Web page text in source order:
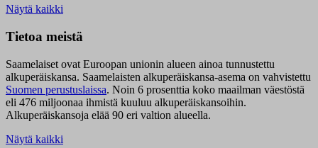
Näytä kaikki
Tietoa meistä
Saamelaiset ovat Euroopan unionin alueen ainoa tunnustettu
alkuperäiskansa. Saamelaisten alkuperäiskansa-asema on vahvistettu
Suomen perustuslaissa. Noin 6 prosenttia koko maailman väestöstä
eli 476 miljoonaa ihmistä kuuluu alkuperäiskansoihin.
Alkuperäiskansoja elää 90 eri valtion alueella.
Näytä kaikki